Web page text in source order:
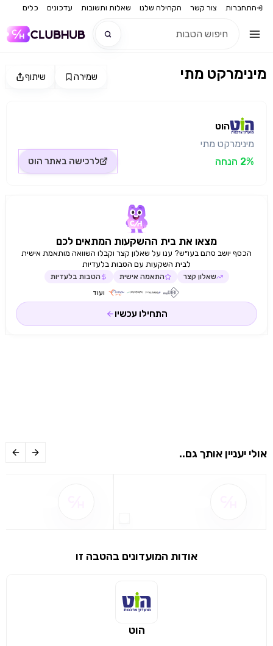
התחברות צור קשר הקהילה שלנו שאלות ותשובות עדכונים כלים
שיתוף
שימו לב!
מימוש הטבה זו ניתן רק לחברי
הבנתי, המשך לאתר
שיתוף שמירה מינימרקט מתי
הוט
מינימרקט מתי
2% הנחה
לרכישה באתר הוט
מצאו את בית ההשקעות המתאים לכם
הכסף יושב סתם בעו״ש? ענו על שאלון קצר וקבלו השוואה מותאמת אישית
לבית השקעות עם הטבות בלעדיות
שאלון קצר התאמה אישית הטבות בלעדיות
ועוד
התחילו עכשיו
אולי יעניין אותך גם..
אודות המועדונים בהטבה זו
הוט